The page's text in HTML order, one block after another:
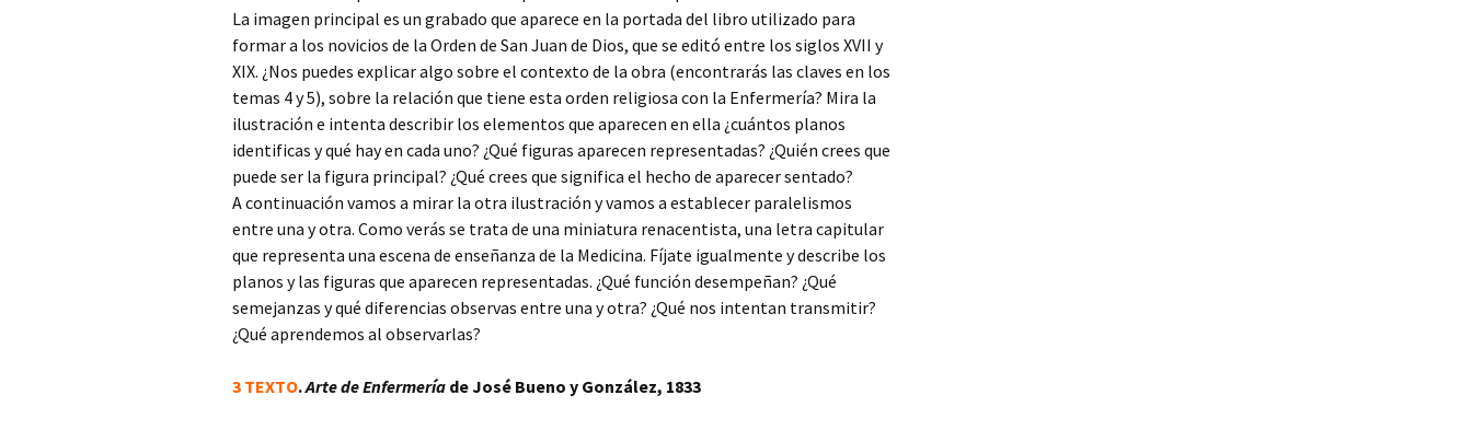
La imagen principal es un grabado que aparece en la portada del libro utilizado para
formar a los novicios de la Orden de San Juan de Dios, que se editó entre los siglos XVII y
XIX. ¿Nos puedes explicar algo sobre el contexto de la obra (encontrarás las claves en los
temas 4 y 5), sobre la relación que tiene esta orden religiosa con la Enfermería? Mira la
ilustración e intenta describir los elementos que aparecen en ella ¿cuántos planos
identificas y qué hay en cada uno? ¿Qué figuras aparecen representadas? ¿Quién crees que
puede ser la figura principal? ¿Qué crees que significa el hecho de aparecer sentado?
A continuación vamos a mirar la otra ilustración y vamos a establecer paralelismos
entre una y otra. Como verás se trata de una miniatura renacentista, una letra capitular
que representa una escena de enseñanza de la Medicina. Fíjate igualmente y describe los
planos y las figuras que aparecen representadas. ¿Qué función desempeñan? ¿Qué
semejanzas y qué diferencias observas entre una y otra? ¿Qué nos intentan transmitir?
¿Qué aprendemos al observarlas?
3 TEXTO.Arte de Enfermería de José Bueno y González, 1833